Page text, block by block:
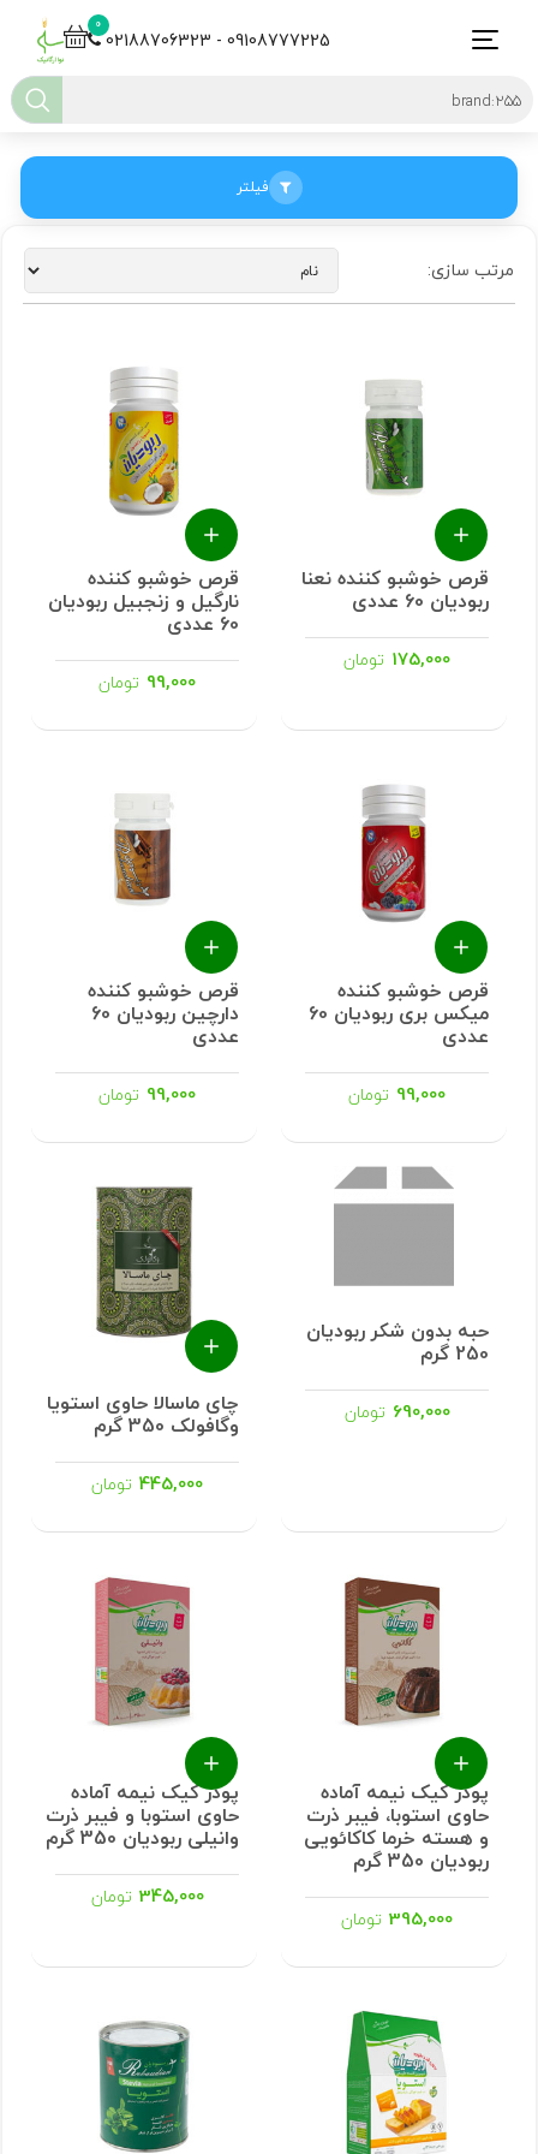
0
02188706323 - 09108777225
فیلتر
مرتب سازی:
قرص خوشبو کننده نعنا
ربودیان 60 عددی
175,000 تومان
قرص خوشبو کننده
نارگیل و زنجبیل ربودیان
60 عددی
99,000 تومان
قرص خوشبو کننده
میکس بری ربودیان 60
عددی
99,000 تومان
قرص خوشبو کننده
دارچین ربودیان 60
عددی
99,000 تومان
حبه بدون شکر ربودیان
250 گرم
690,000 تومان چای ماسالا حاوی استویا
وگافولک 350 گرم
445,000 تومان
پودر کیک نیمه آماده
حاوی استوبا، فیبر ذرت
و هسته خرما کاکائویی
ربودیان 350 گرم
395,000 تومان
پودر کیک نیمه آماده
حاوی استوبا و فیبر ذرت
وانیلی ربودیان 350 گرم
345,000 تومان